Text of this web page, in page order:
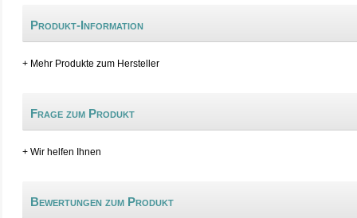
Produkt-Information
+ Mehr Produkte zum Hersteller
Frage zum Produkt
+ Wir helfen Ihnen
Bewertungen zum Produkt